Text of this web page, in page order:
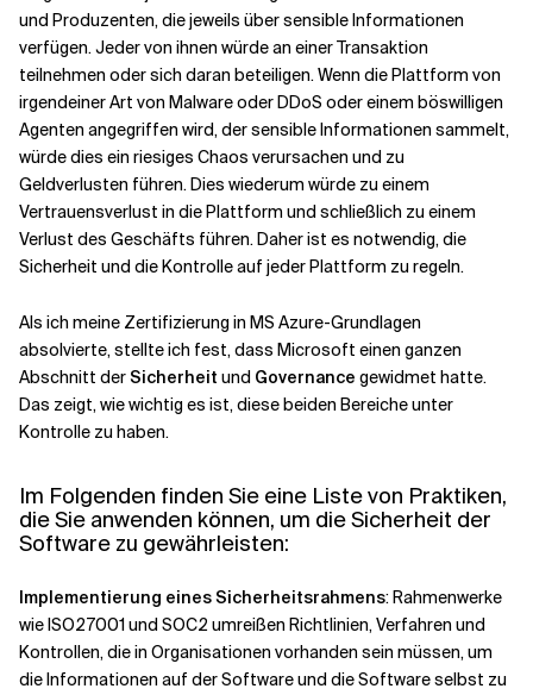
und Produzenten, die jeweils über sensible Informationen
verfügen. Jeder von ihnen würde an einer Transaktion
teilnehmen oder sich daran beteiligen. Wenn die Plattform von
irgendeiner Art von Malware oder DDoS oder einem böswilligen
Agenten angegriffen wird, der sensible Informationen sammelt,
würde dies ein riesiges Chaos verursachen und zu
Geldverlusten führen. Dies wiederum würde zu einem
Vertrauensverlust in die Plattform und schließlich zu einem
Verlust des Geschäfts führen. Daher ist es notwendig, die
Sicherheit und die Kontrolle auf jeder Plattform zu regeln.
Als ich meine Zertifizierung in MS Azure-Grundlagen
absolvierte, stellte ich fest, dass Microsoft einen ganzen
Abschnitt derSicherheit und Governance gewidmet hatte.
Das zeigt, wie wichtig es ist, diese beiden Bereiche unter
Kontrolle zu haben.
Im Folgenden finden Sie eine Liste von Praktiken,
die Sie anwenden können, um die Sicherheit der
Software zu gewährleisten:
Implementierung eines Sicherheitsrahmens: Rahmenwerke
wie ISO27001 und SOC2 umreißen Richtlinien, Verfahren und
Kontrollen, die in Organisationen vorhanden sein müssen, um
die Informationen auf der Software und die Software selbst zu